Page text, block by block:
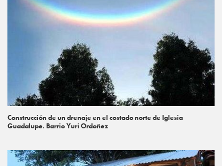
Construcción de un drenaje en el costado norte de Iglesia
Guadalupe. Barrio Yuri Ordoñez